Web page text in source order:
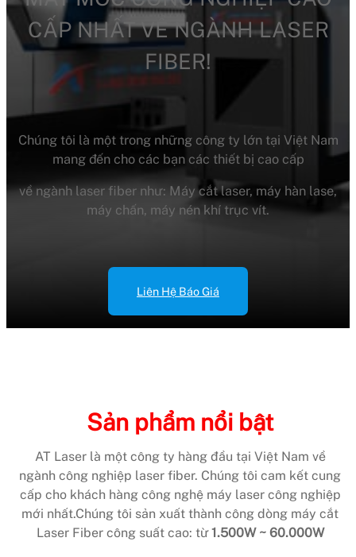
CẤP NHẤT VỀ NGÀNH LASER
FIBER!
Chúng tôi là một trong những công ty lớn tại Việt Nam
mang đến cho các bạn các thiết bị cao cấp
về ngành laser fiber như: Máy cắt laser, máy hàn lase,
máy chấn, máy nén khí trục vít.
Liên Hệ Báo Giá
Sản phẩm nổi bật
AT Laser là một công ty hàng đầu tại Việt Nam về
ngành công nghiệp laser fiber. Chúng tôi cam kết cung
cấp cho khách hàng công nghệ máy laser công nghiệp
mới nhất.Chúng tôi sản xuất thành công dòng máy cắt
Laser Fiber công suất cao: từ1.500W ~ 60.000W